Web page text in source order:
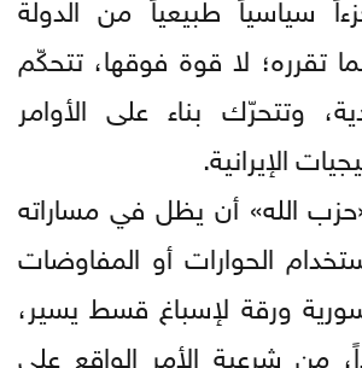
بما تقرره؛ لا قوة فوقها، تتحكّم
وتتحرّك بناء على الأوامر
الإيرانية.
الله» أن يظل في مساراته
الحوارات أو المفاوضات
ورقة لإسباغ قسط يسير،
من شرعية الأمر الواقع على